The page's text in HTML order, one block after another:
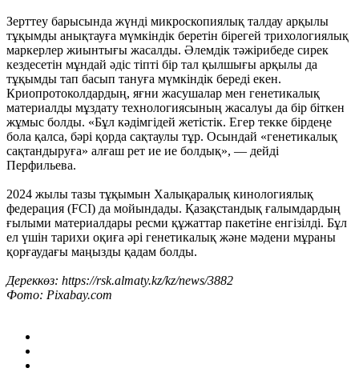
Зерттеу барысында жүнді микроскопиялық талдау арқылы
тұқымды анықтауға мүмкіндік беретін бірегей трихологиялық
маркерлер жиынтығы жасалды. Әлемдік тәжірибеде сирек
кездесетін мұндай әдіс тіпті бір тал қылшығы арқылы да
тұқымды тап басып тануға мүмкіндік береді екен.
Криопротоколдардың, яғни жасушалар мен генетикалық
материалды мұздату технологиясының жасалуы да бір біткен
жұмыс болды. «Бұл кәдімгідей жетістік. Егер текке бірдеңе
бола қалса, бәрі қорда сақтаулы тұр. Осындай «генетикалық
сақтандыруға» алғаш рет ие ие болдық», — дейді
Перфильева.
2024 жылы тазы тұқымын Халықаралық кинологиялық
федерация (FCI) да мойындады. Қазақстандық ғалымдардың
ғылыми материалдары ресми құжаттар пакетіне енгізілді. Бұл
ел үшін тарихи оқиға әрі генетикалық және мәдени мұраны
қорғаудағы маңызды қадам болды.
Дереккөз: https://rsk.almaty.kz/kz/news/3882
Фото: Pixabay.com